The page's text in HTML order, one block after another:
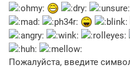
Пожалуйста, введите